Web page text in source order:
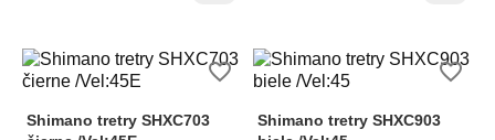
Shimano tretry SHXC703
favorite_border
Shimano tretry SHXC903
favorite_border